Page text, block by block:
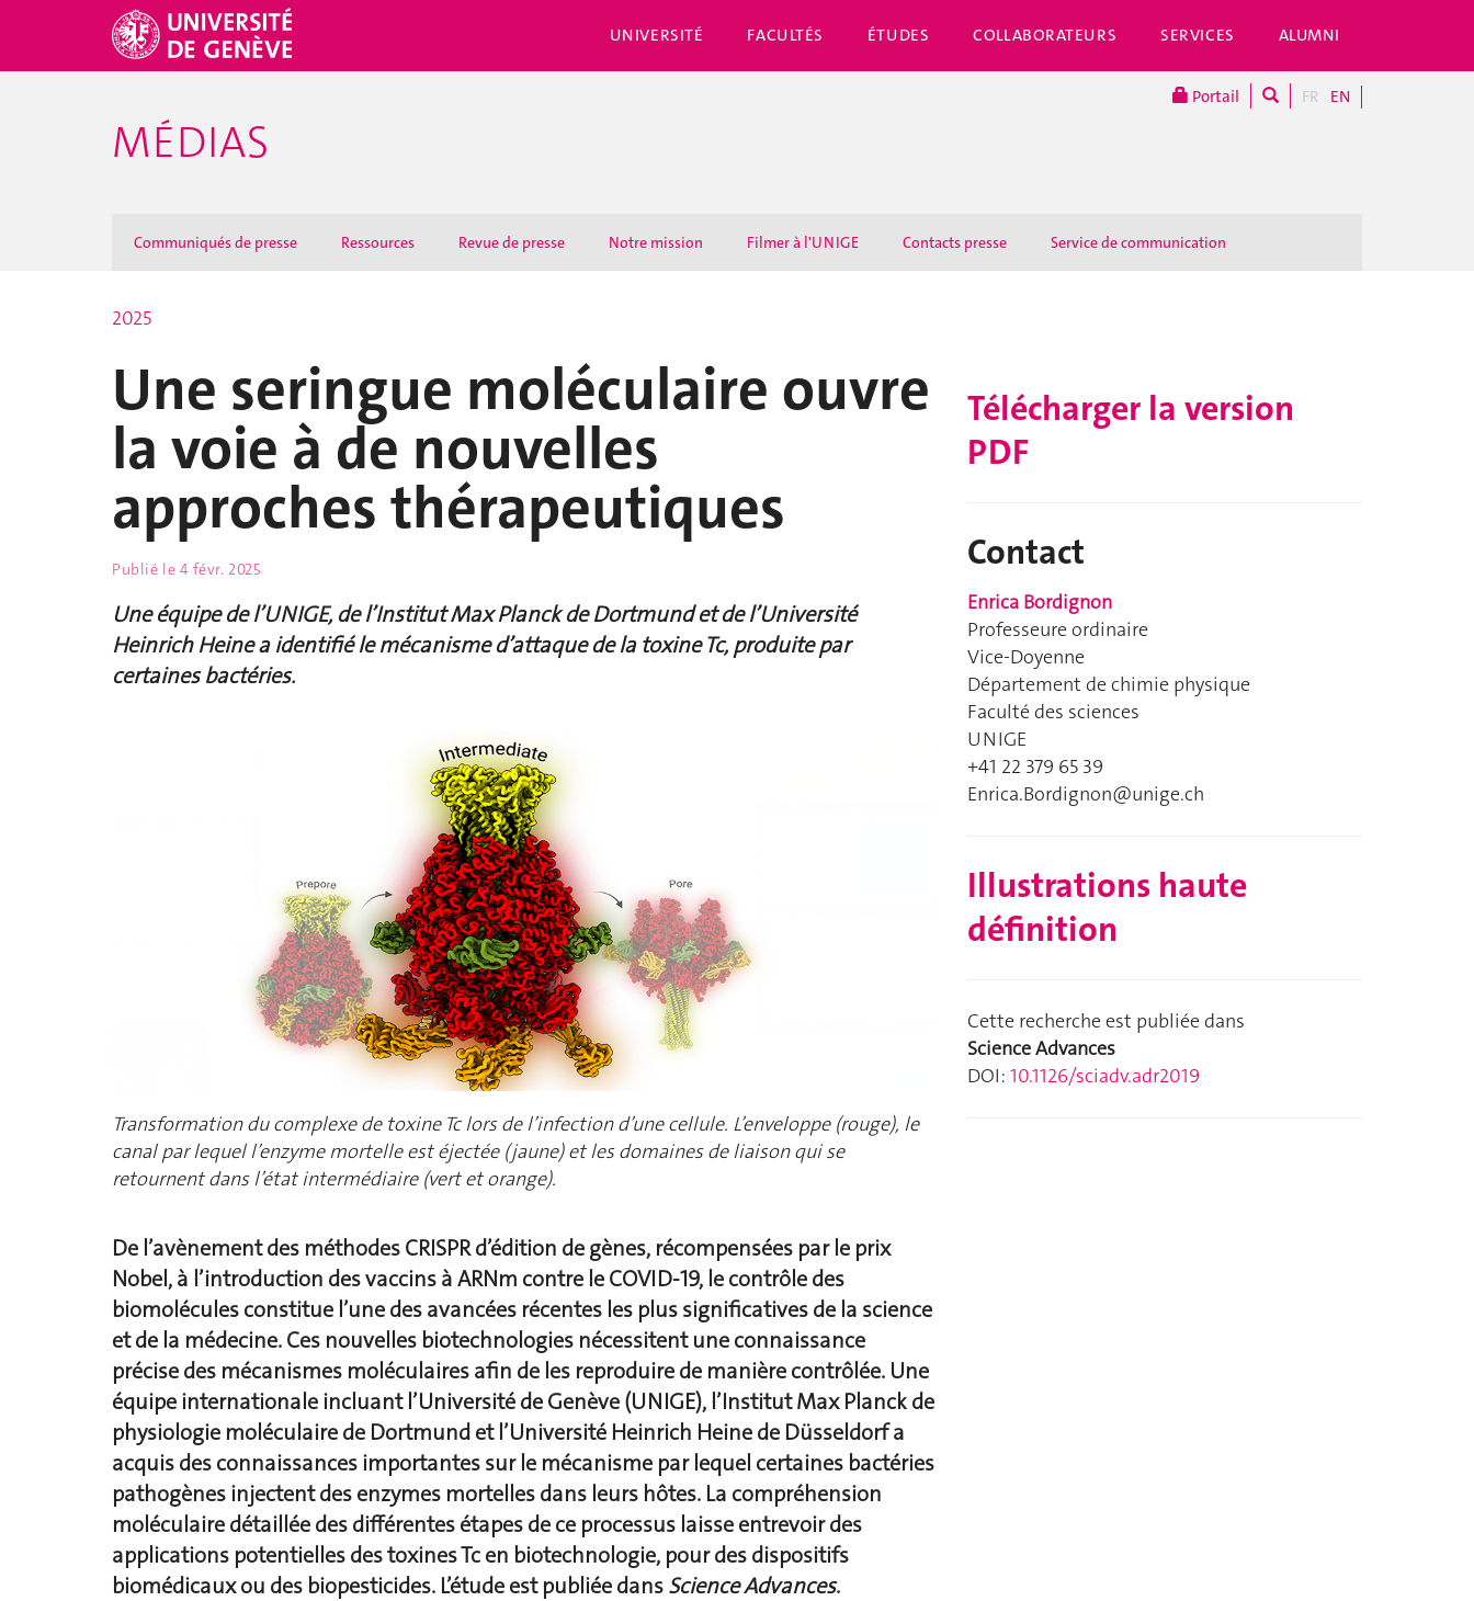
UNIVERSITÉ FACULTÉS ÉTUDES COLLABORATEURS SERVICES ALUMNI
Portail FR EN
MÉDIAS
Communiqués de presse Ressources Revue de presse Notre mission Filmer à l'UNIGE Contacts presse Service de communication
2025
Une seringue moléculaire ouvre
la voie à de nouvelles
approches thérapeutiques
Publié le 4 févr. 2025
Une équipe de l’UNIGE, de l’Institut Max Planck de Dortmund et de l’Université
Heinrich Heine a identifié le mécanisme d’attaque de la toxine Tc, produite par
certaines bactéries.
Transformation du complexe de toxine Tc lors de l’infection d’une cellule. L’enveloppe (rouge), le
canal par lequel l’enzyme mortelle est éjectée (jaune) et les domaines de liaison qui se
retournent dans l’état intermédiaire (vert et orange).
De l’avènement des méthodes CRISPR d’édition de gènes, récompensées par le prix
Nobel, à l’introduction des vaccins à ARNm contre le COVID-19, le contrôle des
biomolécules constitue l’une des avancées récentes les plus significatives de la science
et de la médecine. Ces nouvelles biotechnologies nécessitent une connaissance
précise des mécanismes moléculaires afin de les reproduire de manière contrôlée. Une
équipe internationale incluant l’Université de Genève (UNIGE), l’Institut Max Planck de
physiologie moléculaire de Dortmund et l’Université Heinrich Heine de Düsseldorf a
acquis des connaissances importantes sur le mécanisme par lequel certaines bactéries
pathogènes injectent des enzymes mortelles dans leurs hôtes. La compréhension
moléculaire détaillée des différentes étapes de ce processus laisse entrevoir des
applications potentielles des toxines Tc en biotechnologie, pour des dispositifs
biomédicaux ou des biopesticides. L’étude est publiée dansScience Advances.
Télécharger la version
PDF
Contact
Enrica Bordignon
Professeure ordinaire
Vice-Doyenne
Département de chimie physique
Faculté des sciences
UNIGE
+41 22 379 65 39
Enrica.Bordignon@unige.ch
Illustrations haute
définition
Cette recherche est publiée dans
Science Advances
DOI: 10.1126/sciadv.adr2019